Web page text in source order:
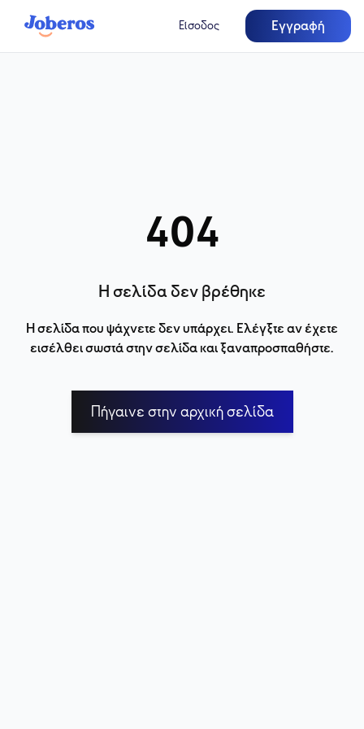
Είσοδος Εγγραφή
404
Η σελίδα δεν βρέθηκε
Η σελίδα που ψάχνετε δεν υπάρχει. Ελέγξτε αν έχετε
εισέλθει σωστά στην σελίδα και ξαναπροσπαθήστε.
Πήγαινε στην αρχική σελίδα